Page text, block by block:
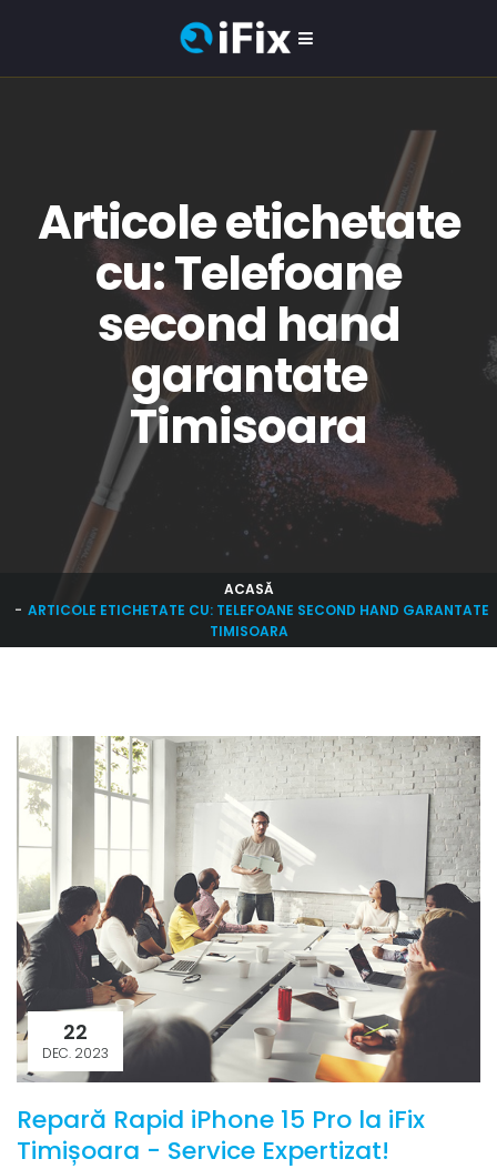
Articole etichetate
cu: Telefoane
second hand
garantate
Timisoara
ACASĂ
ARTICOLE ETICHETATE CU: TELEFOANE SECOND HAND GARANTATE
TIMISOARA
22
DEC. 2023
Repară Rapid iPhone 15 Pro la iFix
Timișoara - Service Expertizat!